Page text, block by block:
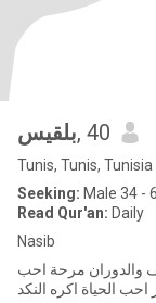
بلقيس, 40
Tunis, Tunis, Tunisia
Seeking: Male 34 -
Read Qur'an: Daily
Nasib
والدوران مرحة احب
احب الحياة اكره النكد